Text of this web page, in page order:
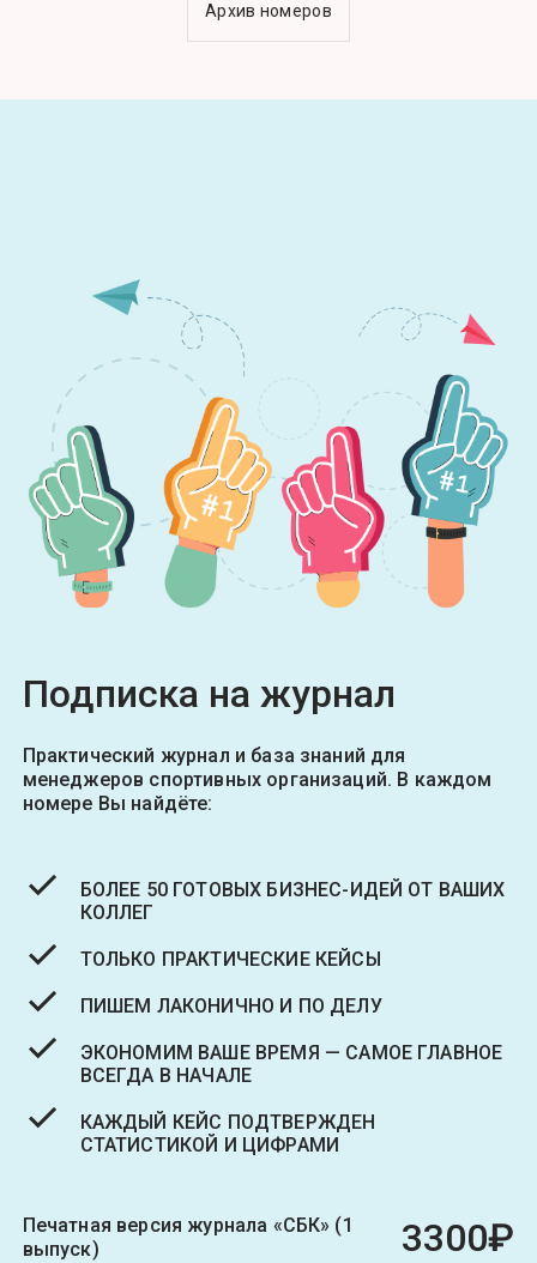
Архив номеров
Подписка на журнал
Практический журнал и база знаний для
менеджеров спортивных организаций. В каждом
номере Вы найдёте:
БОЛЕЕ 50 ГОТОВЫХ БИЗНЕС-ИДЕЙ ОТ ВАШИХ
КОЛЛЕГ
ТОЛЬКО ПРАКТИЧЕСКИЕ КЕЙСЫ
ПИШЕМ ЛАКОНИЧНО И ПО ДЕЛУ
ЭКОНОМИМ ВАШЕ ВРЕМЯ — САМОЕ ГЛАВНОЕ
ВСЕГДА В НАЧАЛЕ
КАЖДЫЙ КЕЙС ПОДТВЕРЖДЕН
СТАТИСТИКОЙ И ЦИФРАМИ
Печатная версия журнала «СБК» (1
выпуск)
3300₽